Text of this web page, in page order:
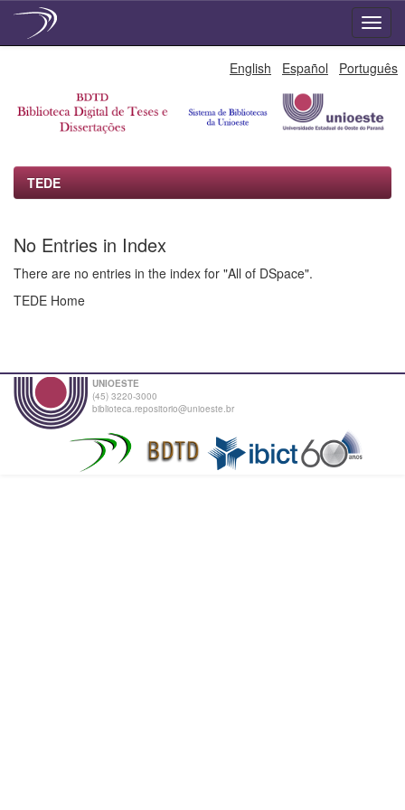
English Español Português
TEDE
No Entries in Index
There are no entries in the index for "All of DSpace".
TEDE Home
UNIOESTE
(45) 3220-3000
biblioteca.repositorio@unioeste.br